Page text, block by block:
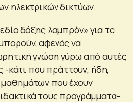
ηλεκτρικών δικτύων.
δόξης λαμπρόν» για τα
αφενός να
γνώση γύρω από αυτές
-κάτι που πράττουν, ήδη,
που έχουν
τους προγράμματα-